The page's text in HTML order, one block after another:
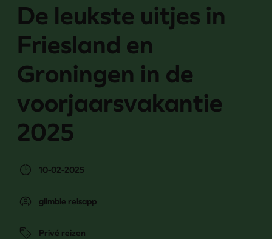
De leukste uitjes in
Friesland en
Groningen in de
voorjaarsvakantie
2025
10-02-2025
glimble reisapp
Privé reizen